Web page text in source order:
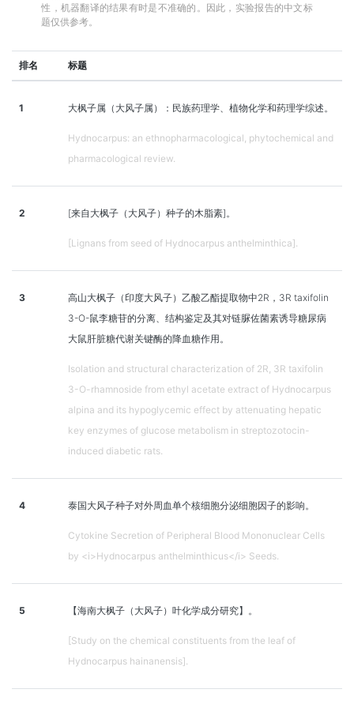
性，机器翻译的结果有时是不准确的。因此，实验报告的中文标
题仅供参考。
排名 标题
1 大枫子属（大风子属）：民族药理学、植物化学和药理学综述。
Hydnocarpus: an ethnopharmacological, phytochemical and
pharmacological review.
2 [来自大枫子（大风子）种子的木脂素]。
[Lignans from seed of Hydnocarpus anthelminthica].
3
高山大枫子（印度大风子）乙酸乙酯提取物中2R，3R taxifolin
3-O-鼠李糖苷的分离、结构鉴定及其对链脲佐菌素诱导糖尿病
大鼠肝脏糖代谢关键酶的降血糖作用。
Isolation and structural characterization of 2R, 3R taxifolin
3-O-rhamnoside from ethyl acetate extract of Hydnocarpus
alpina and its hypoglycemic effect by attenuating hepatic
key enzymes of glucose metabolism in streptozotocin-
induced diabetic rats.
4 泰国大风子种子对外周血单个核细胞分泌细胞因子的影响。
Cytokine Secretion of Peripheral Blood Mononuclear Cells
by <i>Hydnocarpus anthelminthicus</i> Seeds.
5 【海南大枫子（大风子）叶化学成分研究】。
[Study on the chemical constituents from the leaf of
Hydnocarpus hainanensis].